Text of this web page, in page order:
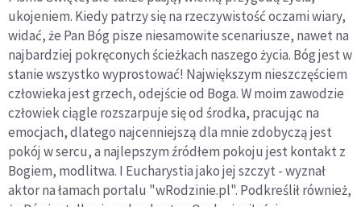
ukojeniem. Kiedy patrzy się na rzeczywistość oczami wiary,
widać, że Pan Bóg pisze niesamowite scenariusze, nawet na
najbardziej pokręconych ścieżkach naszego życia. Bóg jest w
stanie wszystko wyprostować! Największym nieszczęściem
człowieka jest grzech, odejście od Boga. W moim zawodzie
człowiek ciągle rozszarpuje się od środka, pracując na
emocjach, dlatego najcenniejszą dla mnie zdobyczą jest
pokój w sercu, a najlepszym źródłem pokoju jest kontakt z
Bogiem, modlitwa. I Eucharystia jako jej szczyt - wyznał
aktor na łamach portalu "wRodzinie.pl". Podkreślił również,